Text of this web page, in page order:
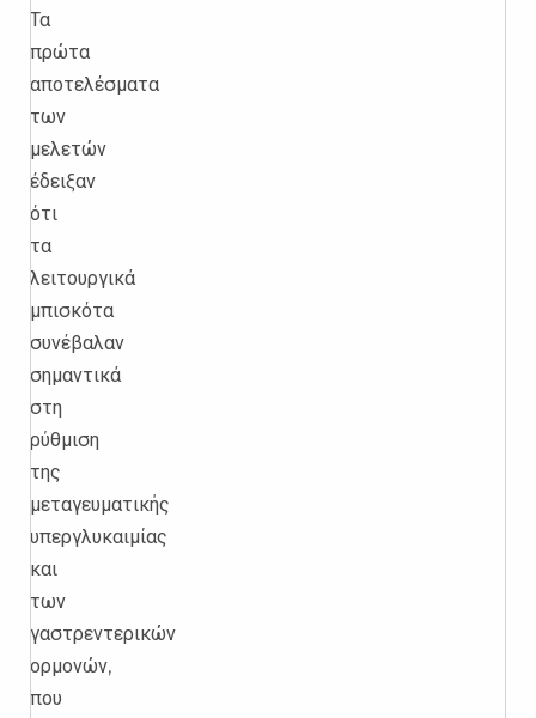
Τα
πρώτα
αποτελέσματα
των
μελετών
έδειξαν
ότι
τα
λειτουργικά
μπισκότα
συνέβαλαν
σημαντικά
στη
ρύθμιση
της
μεταγευματικής
υπεργλυκαιμίας
και
των
γαστρεντερικών
ορμονών,
που